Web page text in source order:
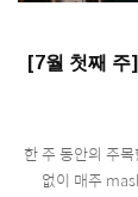
[7월 첫째
한 주 동안의 주
없이 매주